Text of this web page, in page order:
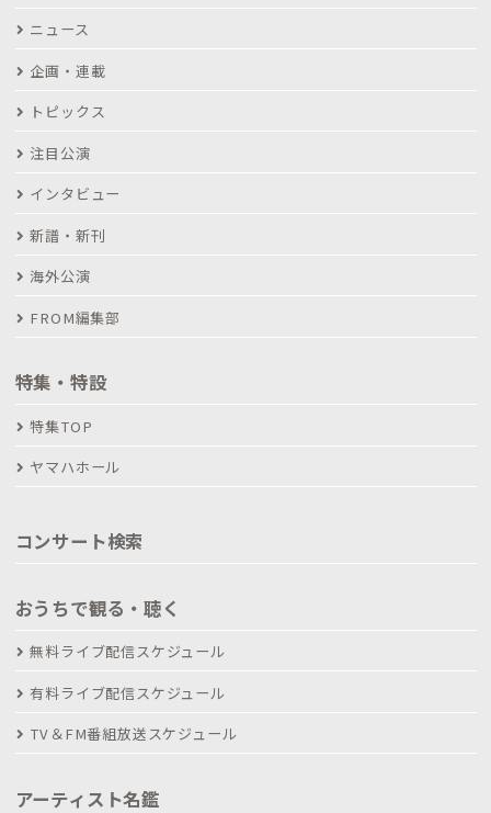
ニュース
企画・連載
トピックス
注目公演
インタビュー
新譜・新刊
海外公演
FROM編集部
特集・特設
特集TOP
ヤマハホール
コンサート検索
おうちで観る・聴く
無料ライブ配信スケジュール
有料ライブ配信スケジュール
TV＆FM番組放送スケジュール
アーティスト名鑑